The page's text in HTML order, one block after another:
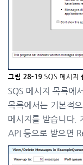
그림 28-19 SQS 메시지
SQS 메시지 목록에
목록에서는 기본적
메시지를 받습니다.
API 등으로 받으면